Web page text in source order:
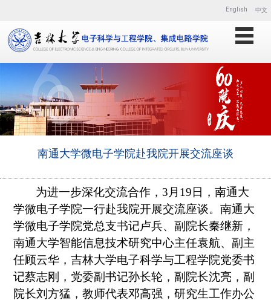
English 中文
南通大学微电子学院赴我院开展交流座谈
为进一步深化交流合作，3月19日，南通大
学微电子学院一行赴我院开展交流座谈。南通大
学微电子学院党总支书记卢兵、副院长秦继新，
南通大学智能信息技术研究中心主任袁航、副主
任顾云华，吉林大学电子科学与工程学院党委书
记蔡志刚，党委副书记孙长轮，副院长沈亮，副
院长刘方猛，教师代表邓高强，研究生工作办公